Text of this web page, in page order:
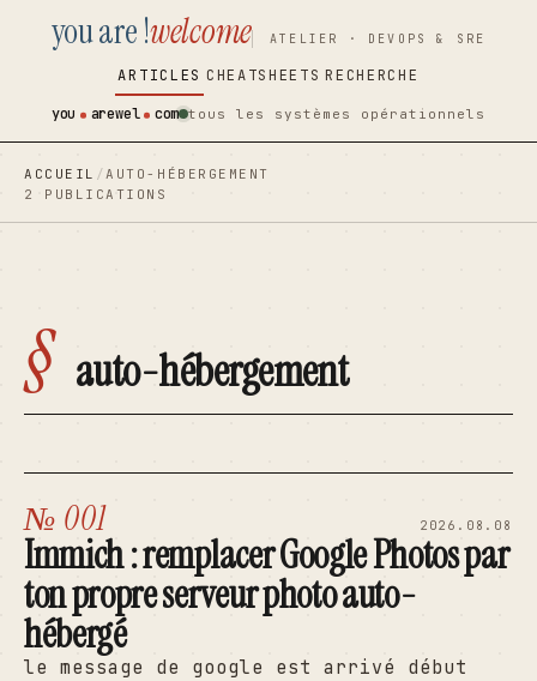
contenu
principal
contenu
principal
you are !welcome ATELIER · DEVOPS & SRE
ARTICLES CHEATSHEETS RECHERCHE
you
arewel com tous les systèmes opérationnels
ACCUEIL /AUTO-HÉBERGEMENT
2 PUBLICATIONS
§ auto-hébergement
№ 001 2026.08.08
Immich : remplacer Google Photos par
ton propre serveur photo auto-
hébergé
le message de google est arrivé début